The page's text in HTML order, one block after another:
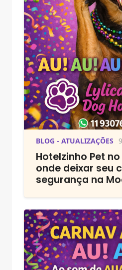
BLOG - ATUALIZAÇÕES
Hotelzinho Pet
onde deixar seu
segurança na